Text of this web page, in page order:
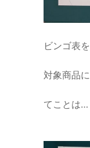
ビンゴ表
対象商品
てことは…